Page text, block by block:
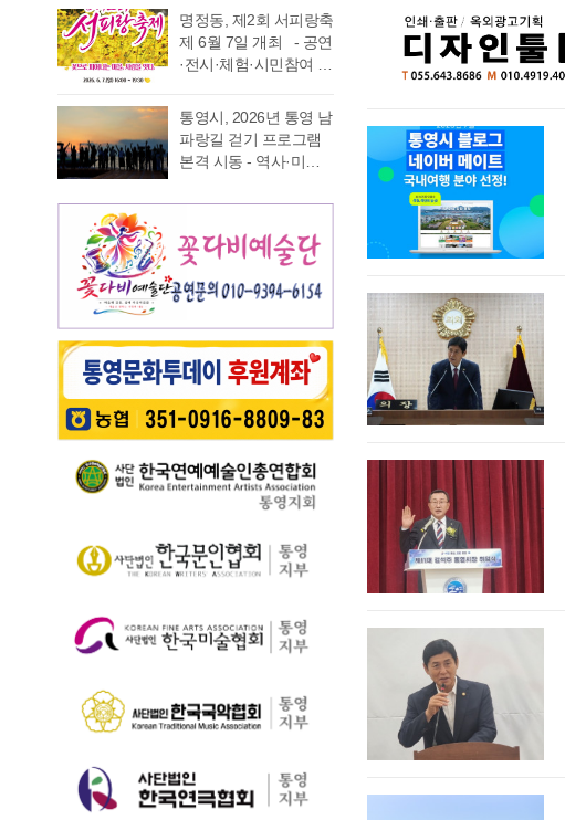
운항이 지속적으로 발
생했으며, 특히 여름철
적발 …
다. 역사와 예술을 만나
고, 그 속에서 통영의 내
일을 그려 보기 위한 작
아침 여덟 시. 무전동
열방교회 앞에는 두 대
의 버스가 숨고르기를
를 모집한다. ‘윤이상
동요제’는 통영국제음
악재단이 세계적인 작
악적 유산을 계승하고
자 시작한 사업으로, 어
린이들에게 음악 교육
동요를 보급하기 위해
있다. 윤이상 선생은 현
대음악의 거장으로 널
리 알려져 있지만, 해방
정취가 절정에 이른 6월
20일 통영시 광도면(면
장 노승욱) 광도천 일원
많은 시민과 관광객이
찾은 「광도면 빛길수
국축제」가 성황리에
심의 세계를 느끼게 하
고 연인은 물론 가족들
과 나들이 나온 이들의
미소함께 발길을 사로
빛, 하늘빛 수국이 어우
러진 산책로는 곳곳이
사진 명소로 변하며 꽃
길을 걷는 이들의 웃음
소리가…
명정동, 제2회 서피랑축
제 6월 7일 개최 - 공연
·전시·체험·시민참여 프
사 마련 명정동주민자
치위원회(위원장 이진
숙)가 주최·주관하는
『제2회 서피랑축제』
까지 서피랑공원 일대
에서 개최된다. 이번 축
제는 통영시, 명정동, 명
정동자생단체가 후원하
고 지역 주민과 관광객
이 함께 어울려 서피랑
의 매력을 즐길 수 있는
주민 참여형 축제로 구
성한다는 계획이다. 행
사에서는 길놀이를 시
작으로 충렬초등학교
학생들의 우쿨렐레 발
표공연과 명정동 주민
통영시, 2026년 통영 남
파랑길 걷기 프로그램
본격 시동 - 역사·미식·
영 고유의 차별화된 테
영시는 한려수도의 수
려한 비경과 풍부한 역
사·문화자원을 결합한
해 2026년 통영 남파랑
길 걷기 프로그램을 본
격 운영한다고 밝혔다.
이번 사업은 남파랑길
통영 구간(14~15코스,
력을 널리 알리고 도보
여행 활성화를 도모하
기 위해 추진된다. 통영
의 역사·문화·미식·야간
관광 자원을 연계한 다
운영하고, 통영 …